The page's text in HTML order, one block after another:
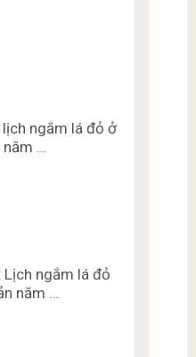
lịch ngắm lá đỏ ở
năm …
Lịch ngắm lá đỏ
năm …